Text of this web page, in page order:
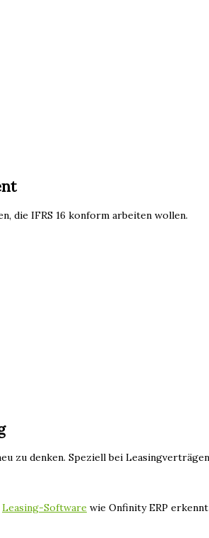
die IFRS 16 konform arbeiten wollen.
denken. Speziell bei
Leasing-Software wie Onfinity ERP